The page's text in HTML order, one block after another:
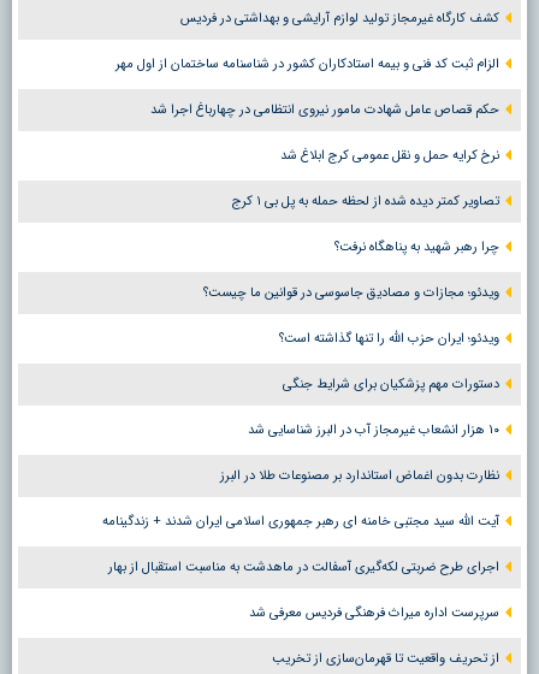
کشف کارگاه غیرمجاز تولید لوازم آرایشی و بهداشتی در فردیس
الزام ثبت کد فنی و بیمه استادکاران کشور در شناسنامه ساختمان از اول مهر
حکم قصاص عامل شهادت مامور نیروی انتظامی در چهارباغ اجرا شد
نرخ کرایه حمل و نقل عمومی کرج ابلاغ شد
تصاویر کمتر دیده شده از لحظه حمله به پل بی ۱ کرج
چرا رهبر شهید به پناهگاه نرفت؟
ویدئو؛ مجازات و مصادیق جاسوسی در قوانین ما چیست؟
ویدئو؛ ایران حزب الله را تنها گذاشته است؟
دستورات مهم پزشکیان برای شرایط جنگی
۱۰ هزار انشعاب غیرمجاز آب در البرز شناسایی شد
نظارت بدون اغماض استاندارد بر مصنوعات طلا در البرز
آیت الله سید مجتبی خامنه ای رهبر جمهوری اسلامی ایران شدند + زندگینامه
اجرای طرح ضربتی لکه‌گیری آسفالت در ماهدشت به مناسبت استقبال از بهار
سرپرست اداره میراث فرهنگی فردیس معرفی شد
از تحریف واقعیت تا قهرمان‌سازی از تخریب